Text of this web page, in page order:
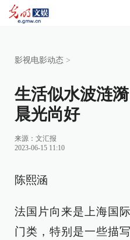
影视电影动态 >
生活似水波涟
晨光尚好
来源： 文汇报
2023-06-15 11:10
陈熙涵
法国片向来是上海国
门类，特别是一些描